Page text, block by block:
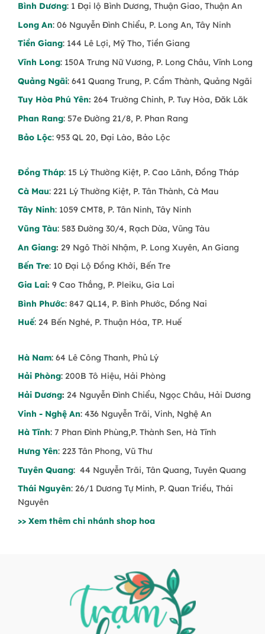
Bình Dương: 1 Đại lộ Bình Dương, Thuận Giao, Thuận An
Long An: 06 Nguyễn Đình Chiểu, P. Long An, Tây Ninh
Tiền Giang: 144 Lê Lợi, Mỹ Tho, Tiền Giang
Vĩnh Long: 150A Trưng Nữ Vương, P. Long Châu, Vĩnh Long
Quảng Ngãi: 641 Quang Trung, P. Cẩm Thành, Quảng Ngãi
Tuy Hòa Phú Yên: 264 Trường Chinh, P. Tuy Hòa, Đăk Lăk
Phan Rang: 57e Đường 21/8, P. Phan Rang
Bảo Lộc: 953 QL 20, Đại Lào, Bảo Lộc
Đồng Tháp: 15 Lý Thường Kiệt, P. Cao Lãnh, Đồng Tháp
Cà Mau: 221 Lý Thường Kiệt, P. Tân Thành, Cà Mau
Tây Ninh: 1059 CMT8, P. Tân Ninh, Tây Ninh
Vũng Tàu: 583 Đường 30/4, Rạch Dừa, Vũng Tàu
An Giang: 29 Ngô Thời Nhậm, P. Long Xuyên, An Giang
Bến Tre: 10 Đại Lộ Đồng Khởi, Bến Tre
Gia Lai: 9 Cao Thắng, P. Pleiku, Gia Lai
Bình Phước: 847 QL14, P. Bình Phước, Đồng Nai
Huế: 24 Bến Nghé, P. Thuận Hóa, TP. Huế
Hà Nam: 64 Lê Công Thanh, Phủ Lý
Hải Phòng: 200B Tô Hiệu, Hải Phòng
Hải Dương: 24 Nguyễn Đình Chiểu, Ngọc Châu, Hải Dương
Vinh - Nghệ An: 436 Nguyễn Trãi, Vinh, Nghệ An
Hà Tĩnh: 7 Phan Đình Phùng,P. Thành Sen, Hà Tĩnh
Hưng Yên: 223 Tân Phong, Vũ Thư
Tuyên Quang: 44 Nguyễn Trãi, Tân Quang, Tuyên Quang
Thái Nguyên: 26/1 Dương Tự Minh, P. Quan Triều, Thái
Nguyên
>> Xem thêm chi nhánh shop hoa